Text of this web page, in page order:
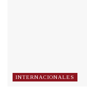
INTERNACIONALES